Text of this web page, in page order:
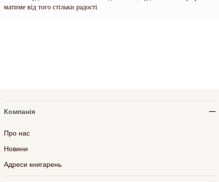
матиме від того стільки радості
Компанія
Про нас
Новини
Адреси книгарень